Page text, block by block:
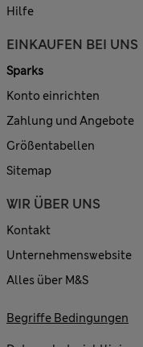
Hilfe
EINKAUFEN BEI UNS
Sparks
Konto einrichten
Zahlung und Angebote
Größentabellen
Sitemap
WIR ÜBER UNS
Kontakt
Unternehmenswebsite
Alles über M&S
Begriffe Bedingungen